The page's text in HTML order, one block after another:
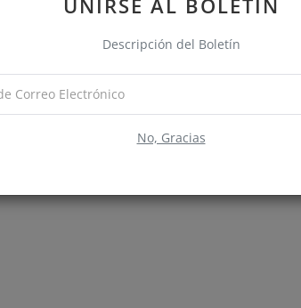
UNIRSE AL BOLETÍN
Descripción del Boletín
No, Gracias